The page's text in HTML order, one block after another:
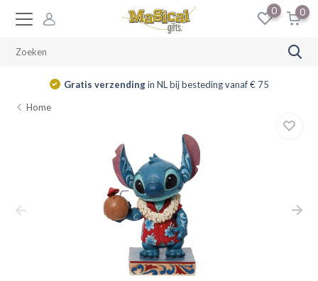
0 0
Gratis verzendingin NL bij besteding vanaf € 75
Home